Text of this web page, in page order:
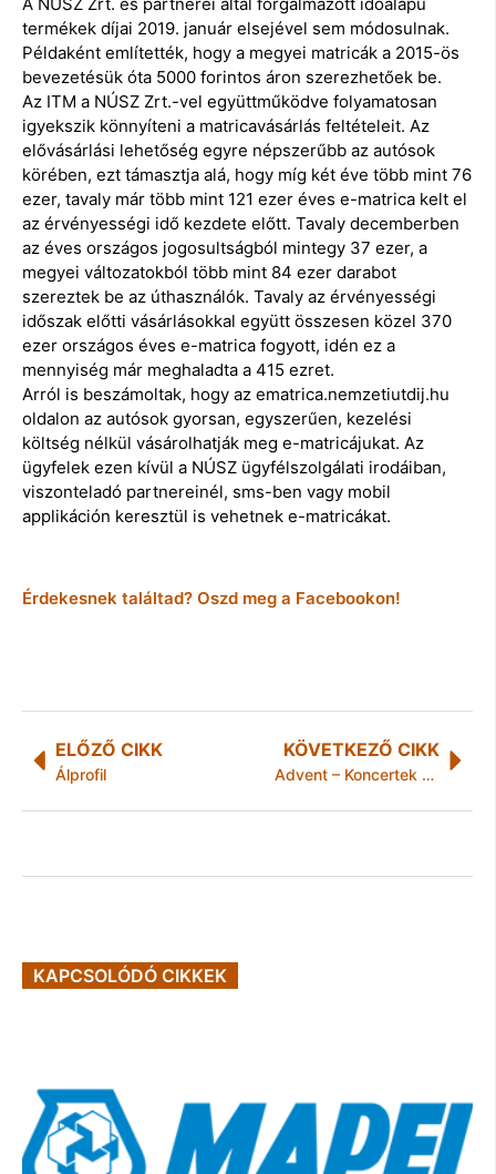
A NÚSZ Zrt. és partnerei által forgalmazott időalapú
termékek díjai 2019. január elsejével sem módosulnak.
Példaként említették, hogy a megyei matricák a 2015-ös
bevezetésük óta 5000 forintos áron szerezhetőek be.
Az ITM a NÚSZ Zrt.-vel együttműködve folyamatosan
igyekszik könnyíteni a matricavásárlás feltételeit. Az
elővásárlási lehetőség egyre népszerűbb az autósok
körében, ezt támasztja alá, hogy míg két éve több mint 76
ezer, tavaly már több mint 121 ezer éves e-matrica kelt el
az érvényességi idő kezdete előtt. Tavaly decemberben
az éves országos jogosultságból mintegy 37 ezer, a
megyei változatokból több mint 84 ezer darabot
szereztek be az úthasználók. Tavaly az érvényességi
időszak előtti vásárlásokkal együtt összesen közel 370
ezer országos éves e-matrica fogyott, idén ez a
mennyiség már meghaladta a 415 ezret.
Arról is beszámoltak, hogy az ematrica.nemzetiutdij.hu
oldalon az autósok gyorsan, egyszerűen, kezelési
költség nélkül vásárolhatják meg e-matricájukat. Az
ügyfelek ezen kívül a NÚSZ ügyfélszolgálati irodáiban,
viszonteladó partnereinél, sms-ben vagy mobil
applikáción keresztül is vehetnek e-matricákat.
Érdekesnek találtad? Oszd meg a Facebookon!
ELŐZŐ CIKK
Álprofil
KÖVETKEZŐ CIKK
Advent – Koncertek és betlehemezés is lesz a Gödöllői Királyi Kastélyban
KAPCSOLÓDÓ CIKKEK